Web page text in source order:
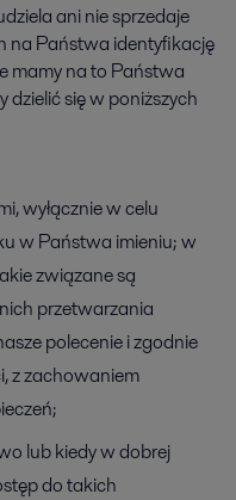
ani nie sprzedaje
na Państwa identyfikację
mamy na to Państwa
dzielić się w poniższych
wyłącznie w celu
w Państwa imieniu; w
związane są
przetwarzania
polecenie i zgodnie
z zachowaniem
lub kiedy w dobrej
do takich